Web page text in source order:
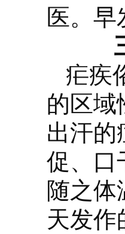
医。
三
疟疾
的区域
出汗的
促、口
随之
天发作